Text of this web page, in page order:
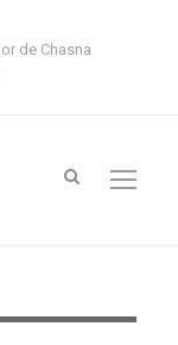
de Chasna